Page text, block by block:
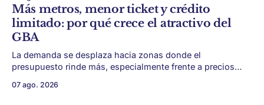
algunas piezas residenciales que cuentan otra historia del
barrio. En medio de torres, edificios nuevos y proyectos
premium, todavía aparecen casas de más de 100 años
Más metros, menor ticket y crédito
limitado: por qué crece el atractivo del
GBA
La demanda se desplaza hacia zonas donde el
presupuesto rinde más, especialmente frente a precios
Conurbano vuelve a ganar protagonismo en el mapa
07 ago. 2026